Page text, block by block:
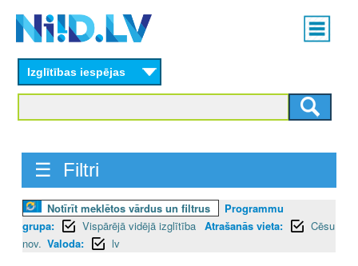
content
Main
menu
Izglītības iespējas
☰ Filtri
Notīrīt meklētos vārdus un filtrus
Programmu
grupa:
Vispārējā vidējā izglītība Atrašanās vieta:
Cēsu
nov. Valoda: lv